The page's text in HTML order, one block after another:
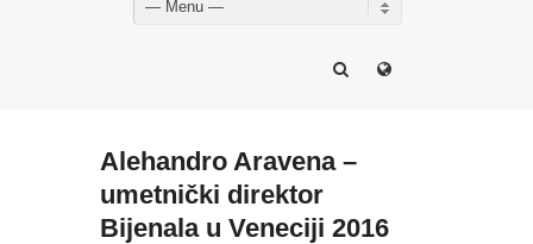
— Menu —
Alehandro Aravena –
umetnički direktor
Bijenala u Veneciji 2016